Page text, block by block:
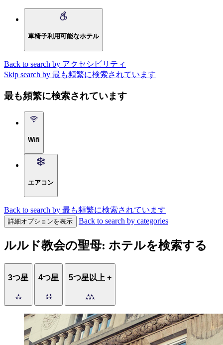
車椅子利用可能なホテル
Back to search by アクセシビリティ
Skip search by 最も頻繁に検索されています
最も頻繁に検索されています
Wifi
エアコン
Back to search by 最も頻繁に検索されています
詳細オプションを表示 Back to search by categories
ルルド教会の聖母: ホテルを検索する
3つ星 4つ星 5つ星以上 +